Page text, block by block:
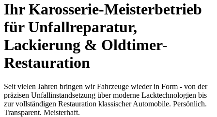
Ihr Karosserie-Meisterbetrieb
für Unfallreparatur,
Lackierung & Oldtimer-
Restauration
Seit vielen Jahren bringen wir Fahrzeuge wieder in Form - von der
präzisen Unfallinstandsetzung über moderne Lacktechnologien bis
zur vollständigen Restauration klassischer Automobile. Persönlich.
Transparent. Meisterhaft.